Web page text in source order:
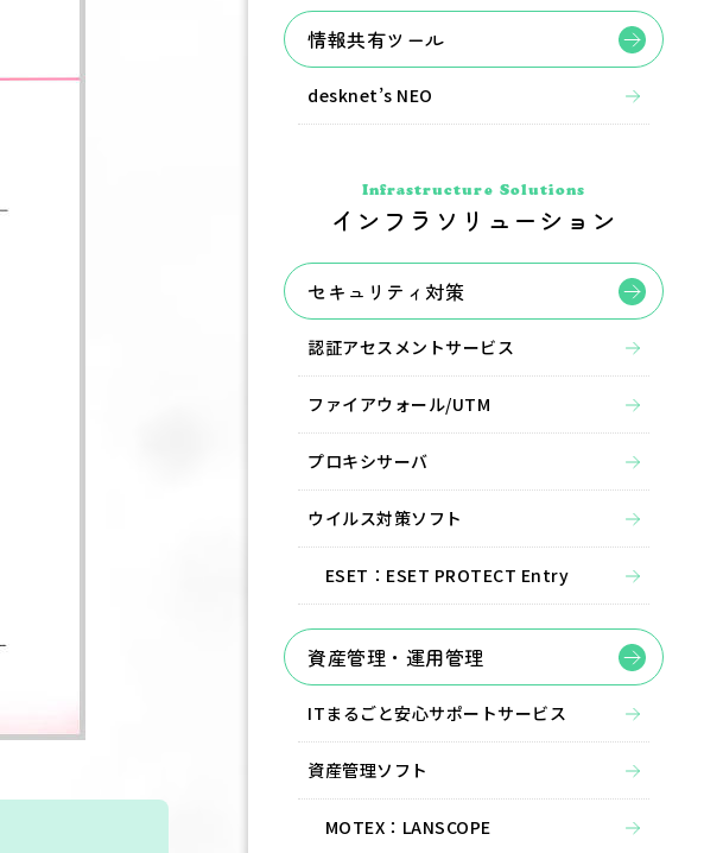
情報共有ツール
desknet’s NEO
Infrastructure Solutions
インフラソリューション
セキュリティ対策
認証アセスメントサービス
ファイアウォール/UTM
プロキシサーバ
ウイルス対策ソフト
ESET：ESET PROTECT Entry
資産管理・運用管理
ITまるごと安心サポートサービス
資産管理ソフト
MOTEX：LANSCOPE